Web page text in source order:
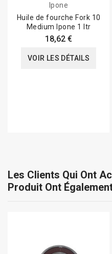
Ipone
Huile de fourche Fork 10
Medium Ipone 1 ltr
18,62 €
VOIR LES DÉTAILS
Les Clients Qui Ont
Produit Ont